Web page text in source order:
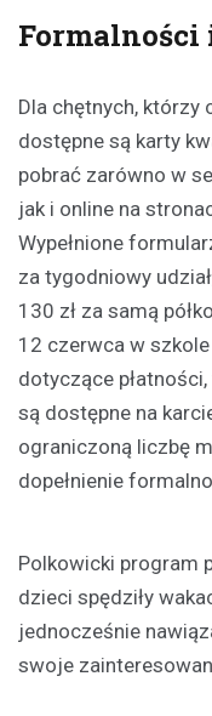
Formalności
Dla chętnych, którzy
dostępne są karty
pobrać zarówno w
jak i online na
Wypełnione
za tygodniowy
130 zł za samą
12 czerwca w
dotyczące
są dostępne na
ograniczoną liczbę
dopełnienie
Polkowicki program
dzieci spędziły
jednocześnie
swoje